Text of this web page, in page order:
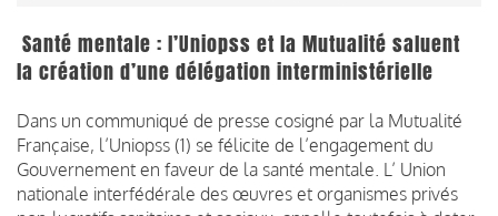
Santé mentale : l’Uniopss et la Mutualité saluent
la création d’une délégation interministérielle
Dans un communiqué de presse cosigné par la Mutualité
Française, l’Uniopss (1) se félicite de l’engagement du
Gouvernement en faveur de la santé mentale. L’ Union
nationale interfédérale des œuvres et organismes privés